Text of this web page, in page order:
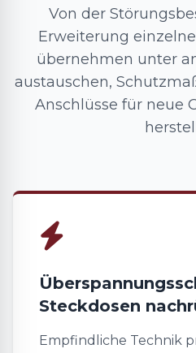
Von der
Erweiterung
übernehmen unter
austauschen,
Anschlüsse für neue
Steckdosen
Empfindliche Technik